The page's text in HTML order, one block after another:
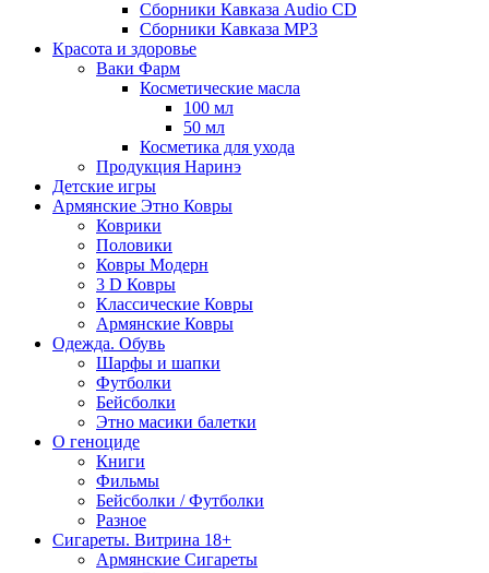
Сборники Кавказа Audio CD
Сборники Кавказа MP3
Красота и здоровье
Ваки Фарм
Косметические масла
100 мл
50 мл
Косметика для ухода
Продукция Наринэ
Детские игры
Армянские Этно Ковры
Коврики
Половики
Ковры Модерн
3 D Ковры
Классические Ковры
Армянские Ковры
Одежда. Обувь
Шарфы и шапки
Футболки
Бейсболки
Этно масики балетки
О геноциде
Книги
Фильмы
Бейсболки / Футболки
Разное
Сигареты. Витрина 18+
Армянские Сигареты